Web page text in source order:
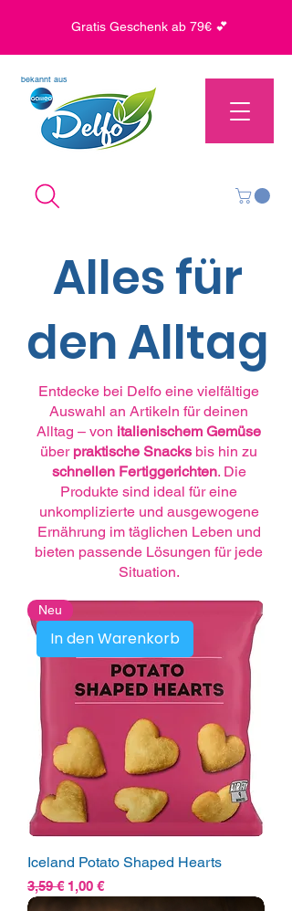
Gratis Geschenk ab 79€ 💕
bekannt aus
Alles für
den Alltag
Entdecke bei Delfo eine vielfältige
Auswahl an Artikeln für deinen
Alltag – von italienischem Gemüse
über praktische Snacks bis hin zu
schnellen Fertiggerichten. Die
Produkte sind ideal für eine
unkomplizierte und ausgewogene
Ernährung im täglichen Leben und
bieten passende Lösungen für jede
Situation.
In den Warenkorb
Neu
Iceland Potato Shaped Hearts
Standardpreis
3,59 € Sale-Preis
1,00 €